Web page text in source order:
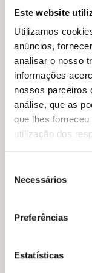
Este website
Utilizamos
anúncios,
analisar o nosso
informações
nossos parceiros
análise, que as
que lhes
utilização dos
Necessários
Preferências
Estatísticas
11,95€